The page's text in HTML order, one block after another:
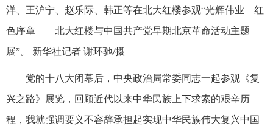
洋、王沪宁、赵乐际、韩正等在北大红楼参观“光辉伟业 红
色序章——北大红楼与中国共产党早期北京革命活动主题
展”。 新华社记者 谢环驰/摄
党的十八大闭幕后，中央政治局常委同志一起参观《复
兴之路》展览，回顾近代以来中华民族上下求索的艰辛历
程，我就强调要义不容辞承担起实现中华民族伟大复兴中国